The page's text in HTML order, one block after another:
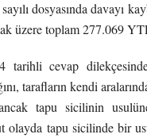
dosyasında davayı
üzere toplam 277.069
cevap dilekçesinde
tarafların kendi
tapu sicilinin
tapu sicilinde bir